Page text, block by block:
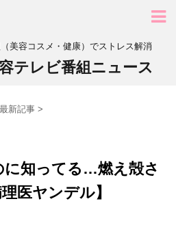
美容コスメ・健康）でストレス解消
テレビ番組ニュース
新記事 >
知ってる…燃え殻さ
医ヤンデル】